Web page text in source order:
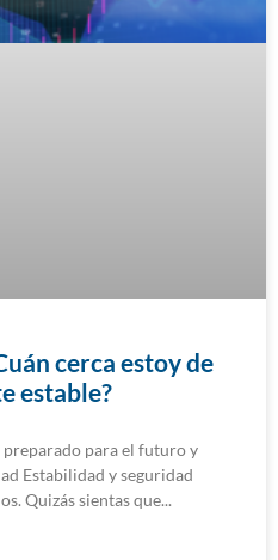
cerca estoy de
estable?
preparado para el futuro y
Estabilidad y seguridad
Quizás sientas que